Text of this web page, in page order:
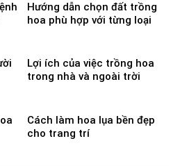
Hướng dẫn chọn đất trồng
hoa phù hợp với từng loại
Lợi ích của việc trồng hoa
trong nhà và ngoài trời
Cách làm hoa lụa bền đẹp
cho trang trí